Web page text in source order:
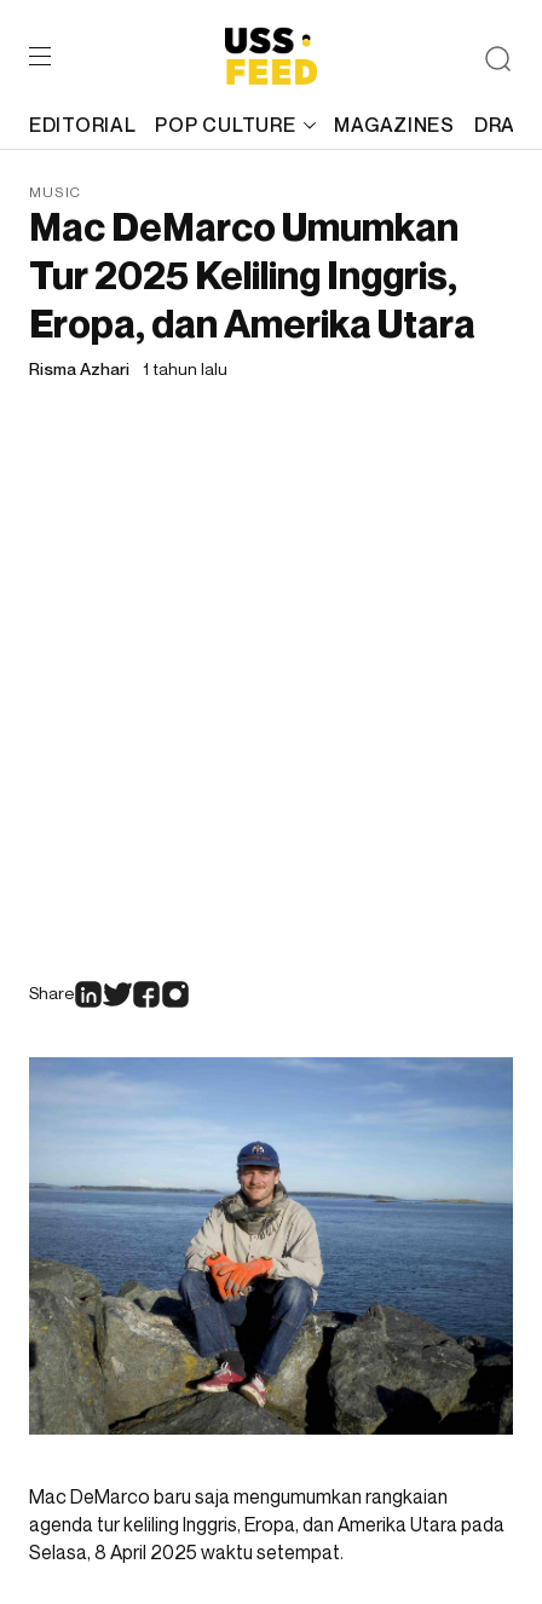
EDITORIAL POP CULTURE MAGAZINES
MUSIC
Mac DeMarco Umumkan
Tur 2025 Keliling Inggris,
Eropa, dan Amerika Utara
Risma Azhari 1 tahun lalu
Share
Mac DeMarco baru saja mengumumkan rangkaian
agenda tur keliling Inggris, Eropa, dan Amerika Utara pada
Selasa, 8 April 2025 waktu setempat.